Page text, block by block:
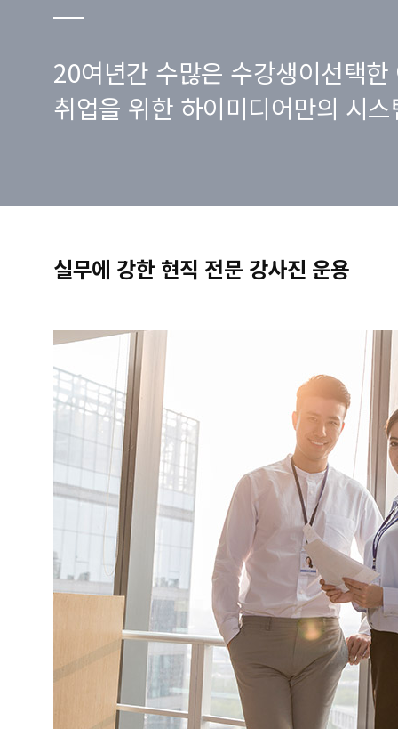
20여년간 수많은 수강생이선택한
취업을 위한 하이미디어만의 시
실무에 강한 현직 전문 강사진 운용